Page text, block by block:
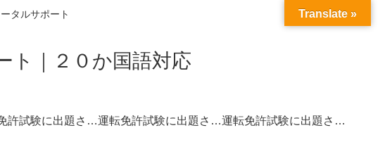
タルサポート
ト｜２０か国語対応
運転免許試験に出題されやすい交通標識一覧｜赤色 運転免許試験に出題されやすい交通標識一覧｜青色 運転免許試験に出題されやすい交通標識一覧｜黄色
Translate »